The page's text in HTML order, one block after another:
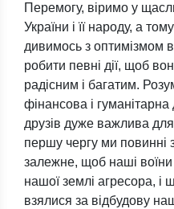
Перемогу, віримо у
України і її народу, а
дивимось з оптимізмом
робити певні дії, щоб
радісним і багатим.
фінансова і
друзів дуже важлива
першу чергу ми повинні
залежне, щоб наші воїни
нашої землі агресора,
взялися за відбудову